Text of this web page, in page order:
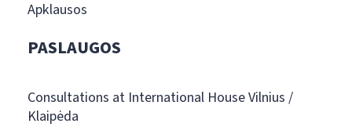
Apklausos
PASLAUGOS
Consultations at International House Vilnius /
Klaipėda